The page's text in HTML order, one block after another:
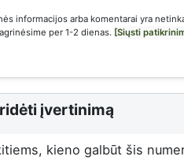
informacijos arba komentarai yra
per 1-2 dienas. [Siųsti
įvertinimą
kieno galbūt šis